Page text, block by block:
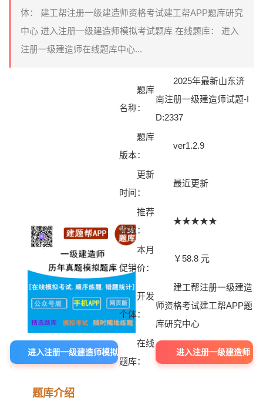
体： 建工帮注册一级建造师资格考试建工帮APP题库研究
中心 进入注册一级建造师模拟考试题库 在线题库： 进入
注册一级建造师在线题库中心...
题库
名称：
2025年最新山东济
南注册一级建造师试题-I
D:2337
题库
版本：
ver1.2.9
更新
时间：
最近更新
推荐
指数：
★★★★★
本月
促销价：
￥58.8 元
开发
个体：
建工帮注册一级建造
师资格考试建工帮APP题
库研究中心
进入注册一级建造师模拟
在线
题库：
进入注册一级建造师
题库介绍